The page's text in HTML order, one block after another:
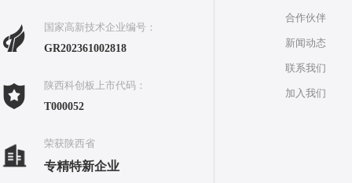
国家高新技术企业编号：
GR202361002818
陕西科创板上市代码：
T000052
荣获陕西省
专精特新企业
合作伙伴
新闻动态
联系我们
加入我们